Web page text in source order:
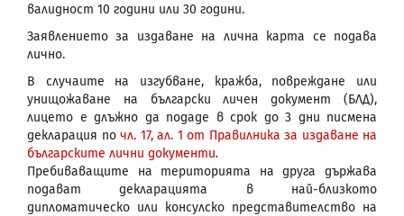
валидност 10 години или 30 години.
Заявлението за издаване на лична карта се подава
лично.
В случаите на изгубване, кражба, повреждане или
унищожаване на български личен документ (БЛД),
лицето е длъжно да подаде в срок до 3 дни писмена
декларация по чл. 17, ал. 1 от Правилника за издаване на
българските лични документи.
Пребиваващите на територията на друга държава
подават декларацията в най-близкото
дипломатическо или консулско представителство на